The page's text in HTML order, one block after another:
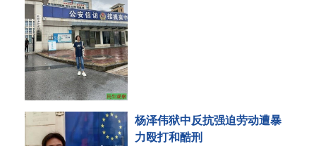
杨泽伟狱中反抗强迫劳动遭暴
力殴打和酷刑